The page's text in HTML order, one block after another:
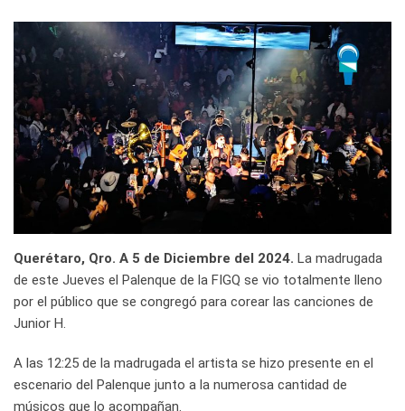
Querétaro, Qro. A 5 de Diciembre del 2024. La madrugada
de este Jueves el Palenque de la FIGQ se vio totalmente lleno
por el público que se congregó para corear las canciones de
Junior H.
A las 12:25 de la madrugada el artista se hizo presente en el
escenario del Palenque junto a la numerosa cantidad de
músicos que lo acompañan.